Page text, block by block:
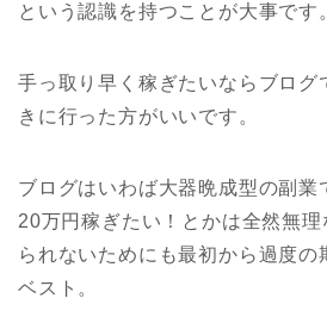
という認識を持つことが大事です
手っ取り早く稼ぎたいならブログ
きに行った方がいいです。
ブログはいわば大器晩成型の副業
20万円稼ぎたい！とかは全然無
られないためにも最初から過度の
ベスト。